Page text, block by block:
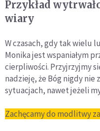
Przykład
wiary
W czasach, gdy tak wielu
Monika jest wspaniałym
cierpliwości. Przyjrzyjmy
nadzieję, że Bóg nigdy nie
sytuacjach, nawet jeżeli
Zachęcamy do modlitwy